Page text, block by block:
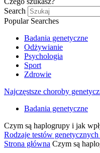
Search
Popular Searches
Badania genetyczne
Odżywianie
Psychologia
Sport
Zdrowie
Najczęstsze choroby
Badania genetyczne
Czym są haplogrupy i jak
Rodzaje testów
Strona główna Czym są